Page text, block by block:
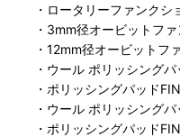
・ロータリーファンクシ
・3mm径オービットフ
・12mm径オービットフ
・ウール ポリッシング
・ポリッシングパッド
・ウール ポリッシング
・ポリッシングパッド